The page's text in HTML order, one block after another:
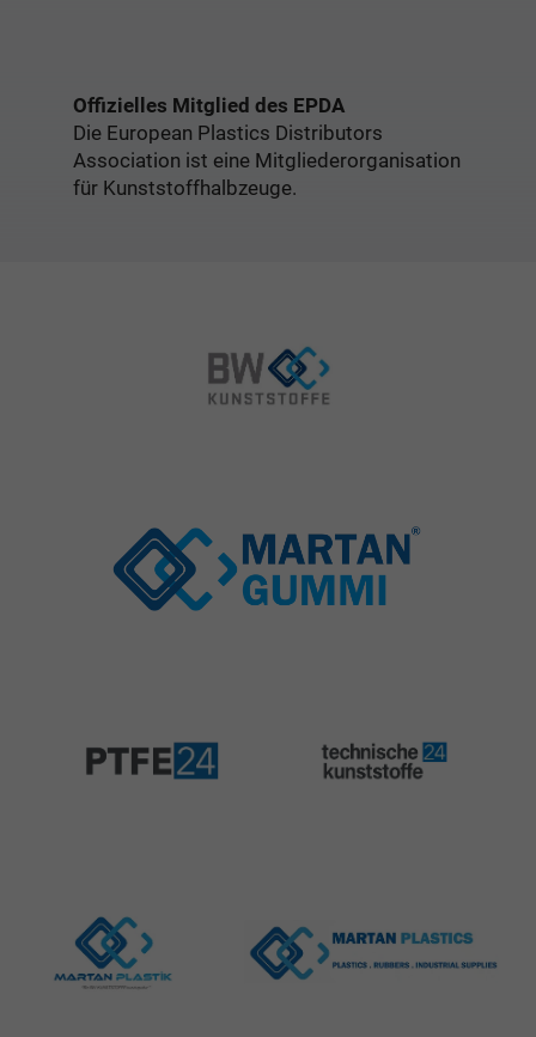
Offizielles Mitglied des EPDA
Die European Plastics Distributors
Association ist eine Mitgliederorganisation
für Kunststoffhalbzeuge.